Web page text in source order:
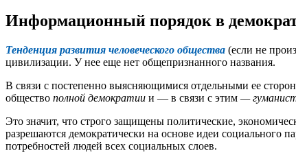
Информационный порядок в
Тенденция развития человеческого общества (если не
цивилизации. У нее еще нет общепризнанного названия.
В связи с постепенно выясняющимися отдельными ее
общество полной демократии и — в связи с этим —
Это значит, что строго защищены политические,
разрешаются демократически на основе идеи социального
потребностей людей всех социальных слоев.